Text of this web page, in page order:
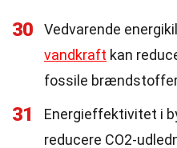
30
Vedvarende
vandkraft kan
fossile
31
Energieffektivitet i
reducere CO2-